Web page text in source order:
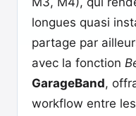
longues quasi
partage par
avec la fonction
GarageBand,
workflow entre